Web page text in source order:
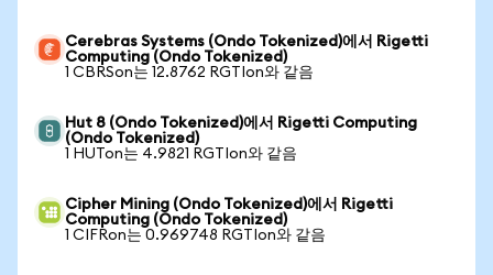
Cerebras Systems (Ondo Tokenized)에서 Rigetti
Computing (Ondo Tokenized)
1 CBRSon는 12.8762 RGTIon와 같음
Hut 8 (Ondo Tokenized)에서 Rigetti Computing
(Ondo Tokenized)
1 HUTon는 4.9821 RGTIon와 같음
Cipher Mining (Ondo Tokenized)에서 Rigetti
Computing (Ondo Tokenized)
1 CIFRon는 0.969748 RGTIon와 같음